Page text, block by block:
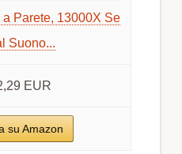
Parete, 13000X Se
Suono...
EUR
su Amazon